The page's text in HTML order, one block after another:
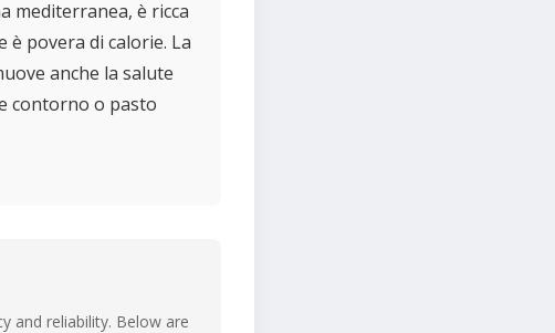
mediterranea, è ricca
povera di calorie. La
anche la salute
contorno o pasto
and reliability. Below are